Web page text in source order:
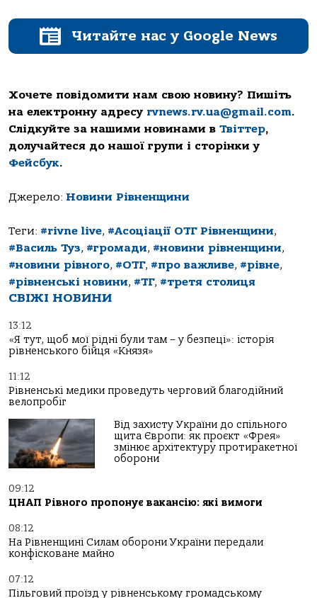
Читайте нас у Google News
Хочете повідомити нам свою новину? Пишіть
на електронну адресу rvnews.rv.ua@gmail.com.
Слідкуйте за нашими новинами в Твіттер,
долучайтеся до нашої групи і сторінки у
Фейсбук.
Джерело: Новини Рівненщини
Теги: #rivne live, #Асоціації ОТГ Рівненщини,
#Василь Туз, #громади, #новини рівненщини,
#новини рівного, #ОТГ, #про важливе, #рівне,
#рівненські новини, #ТГ, #третя столиця
СВІЖІ НОВИНИ
13:12
«Я тут, щоб мої рідні були там – у безпеці»: історія
рівненського бійця «Князя»
11:12
Рівненські медики проведуть черговий благодійний
велопробіг
Від захисту України до спільного
щита Європи: як проєкт «Фрея»
змінює архітектуру протиракетної
оборони
09:12
ЦНАП Рівного пропонує вакансію: які вимоги
08:12
На Рівненщині Силам оборони України передали
конфісковане майно
07:12
Пільговий проїзд у рівненському громадському